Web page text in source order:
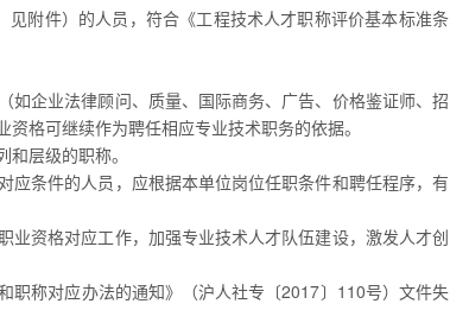
附件）的人员，符合《工程技术人才职称评价基本标准条
如企业法律顾问、质量、国际商务、广告、价格鉴证师、招
格可继续作为聘任相应专业技术职务的依据。
和层级的职称。
应条件的人员，应根据本单位岗位任职条件和聘任程序，有
业资格对应工作，加强专业技术人才队伍建设，激发人才创
职称对应办法的通知》（沪人社专〔2017〕110号）文件失